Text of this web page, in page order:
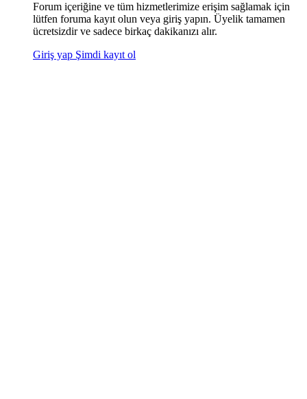
Forum içeriğine ve tüm hizmetlerimize erişim sağlamak için
lütfen foruma kayıt olun veya giriş yapın. Üyelik tamamen
ücretsizdir ve sadece birkaç dakikanızı alır.
Giriş yap Şimdi kayıt ol